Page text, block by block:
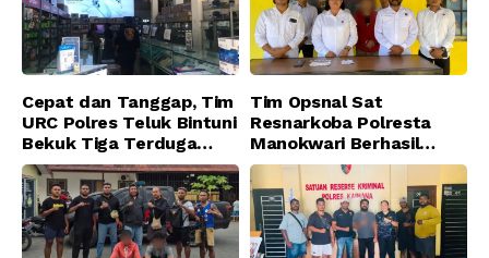
Cepat dan Tanggap, Tim
URC Polres Teluk Bintuni
Bekuk Tiga Terduga
Pelaku Pencurian di SMA
Sanawesen
Tim Opsnal Sat
Resnarkoba Polresta
Manokwari Berhasil
Ungkap Kasus Tindak
Pidana Narkotika
Golongan I Jenis Shabu
di SP 4 Distrik Prafi kab.
Manokwari